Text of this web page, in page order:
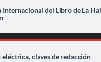
Internacional del Libro de La
claves de redacción